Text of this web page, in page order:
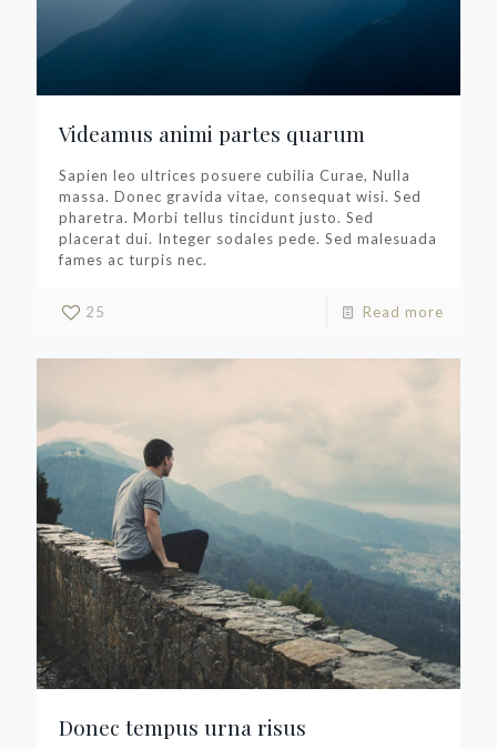
Videamus animi partes quarum
Sapien leo ultrices posuere cubilia Curae, Nulla
massa. Donec gravida vitae, consequat wisi. Sed
pharetra. Morbi tellus tincidunt justo. Sed
placerat dui. Integer sodales pede. Sed malesuada
fames ac turpis nec.
25 Read more
Donec tempus urna risus